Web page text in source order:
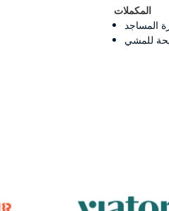
المكملات
المساجد
للمشي